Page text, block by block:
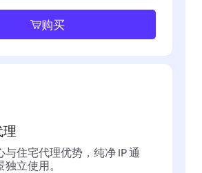
购买
理
与住宅代理优势，纯净 IP 通
立使用。